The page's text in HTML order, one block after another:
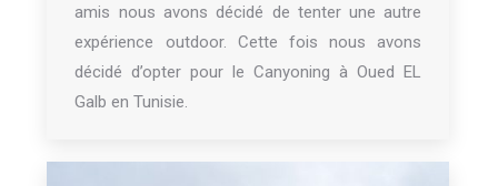
amis nous avons décidé de tenter une autre
expérience outdoor. Cette fois nous avons
décidé d’opter pour le Canyoning à Oued EL
Galb en Tunisie.